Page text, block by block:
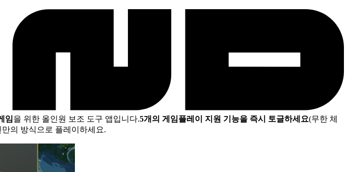
임을 위한 올인원 보조 도구 앱입니다.5개의 게임플레이 지원 기능을 즉시 토글하세요(무한 체
의 방식으로 플레이하세요.